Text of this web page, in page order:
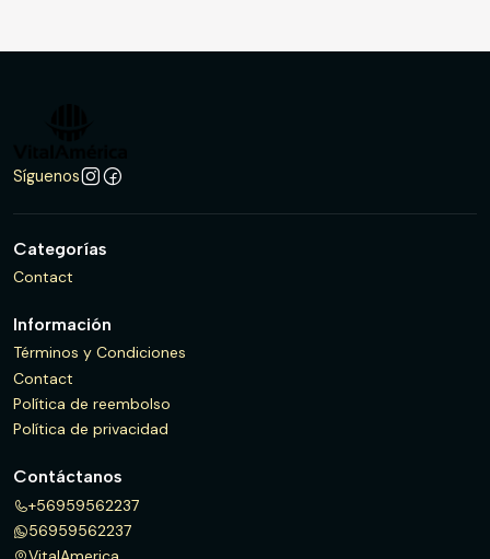
Síguenos
Categorías
Contact
Información
Términos y Condiciones
Contact
Política de reembolso
Política de privacidad
Contáctanos
+56959562237
56959562237